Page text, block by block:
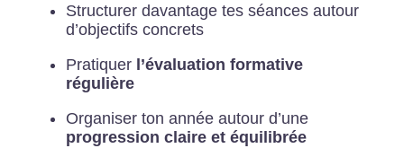
Structurer davantage tes séances autour
d’objectifs concrets
Pratiquer l’évaluation formative
régulière
Organiser ton année autour d’une
progression claire et équilibrée